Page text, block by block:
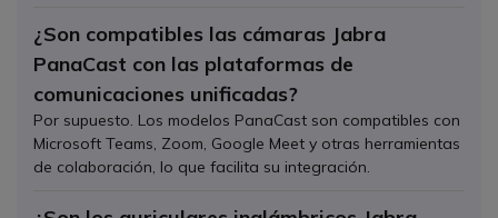
¿Son compatibles las cámaras Jabra
PanaCast con las plataformas de
comunicaciones unificadas?
Por supuesto. Los modelos PanaCast son compatibles con
Microsoft Teams, Zoom, Google Meet y otras herramientas
de colaboración, lo que facilita su integración.